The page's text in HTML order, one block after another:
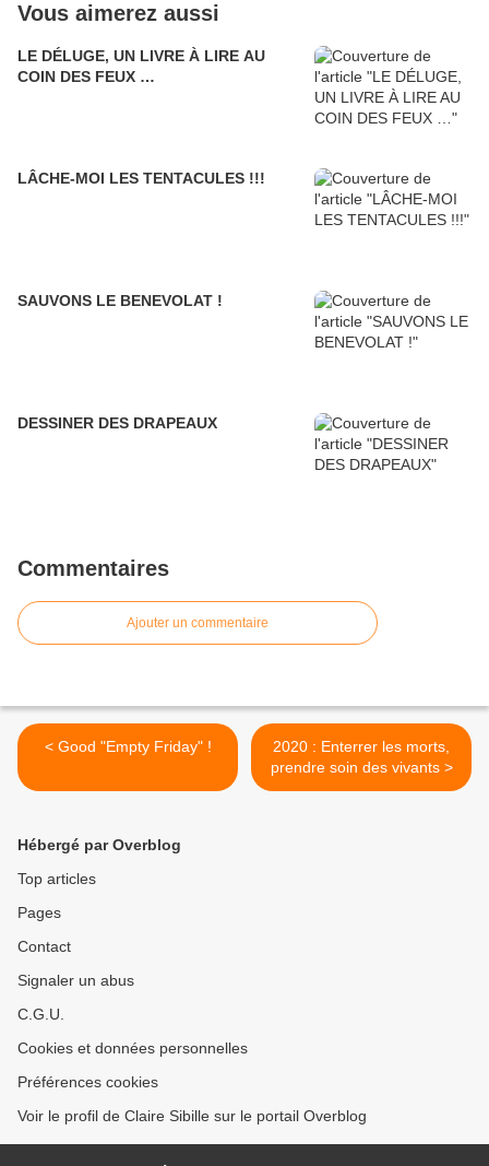
Vous aimerez aussi
LE DÉLUGE, UN LIVRE À LIRE AU
COIN DES FEUX …
LÂCHE-MOI LES TENTACULES !!!
SAUVONS LE BENEVOLAT !
DESSINER DES DRAPEAUX
Commentaires
Ajouter un commentaire
< Good "Empty Friday" !
2020 : Enterrer les morts,
prendre soin des vivants >
Hébergé par Overblog
Top articles
Pages
Contact
Signaler un abus
C.G.U.
Cookies et données personnelles
Préférences cookies
Voir le profil de Claire Sibille sur le portail Overblog